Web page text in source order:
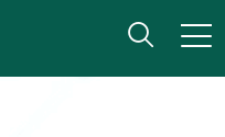
打開
小版